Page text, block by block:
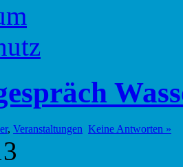
, Veranstaltungen Keine Antworten »